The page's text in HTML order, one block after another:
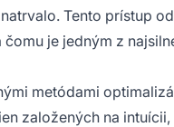
Tento prístup
je jedným z
metódami
založených na